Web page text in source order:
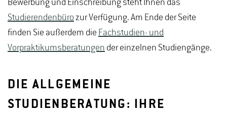
Bewerbung und Einschreibung steht Ihnen das
Studierendenbüro zur Verfügung. Am Ende der Seite
finden Sie außerdem die Fachstudien- und
Vorpraktikumsberatungen der einzelnen Studiengänge.
DIE ALLGEMEINE
STUDIENBERATUNG: IHRE